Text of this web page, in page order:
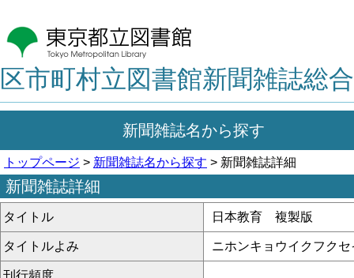
区市町村立図書館新聞雑誌総
新聞雑誌名から探す
トップページ > 新聞雑誌名から探す > 新聞雑誌詳細
新聞雑誌詳細
タイトル 日本教育 複製版
タイトルよみ ニホンキョウイクフクセ
刊行頻度